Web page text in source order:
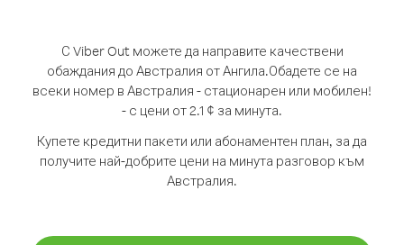
С Viber Out можете да направите качествени
обаждания до Австралия от Ангила.Обадете се на
всеки номер в Австралия - стационарен или мобилен!
- с цени от 2.1 ¢ за минута.
Купете кредитни пакети или абонаментен план, за да
получите най-добрите цени на минута разговор към
Австралия.